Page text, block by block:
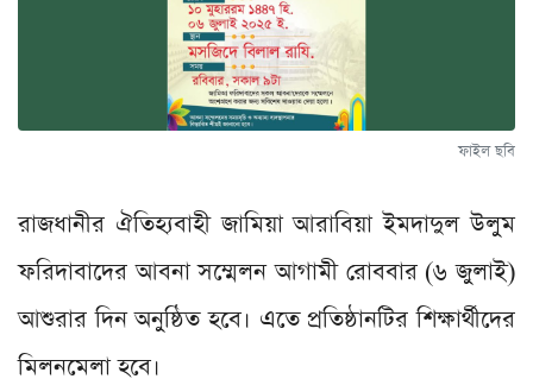
ফাইল ছবি
রাজধানীর ঐতিহ্যবাহী জামিয়া আরাবিয়া ইমদাদুল উলুম
ফরিদাবাদের আবনা সম্মেলন আগামী রোববার (৬ জুলাই)
আশুরার দিন অনুষ্ঠিত হবে। এতে প্রতিষ্ঠানটির শিক্ষার্থীদের
মিলনমেলা হবে।